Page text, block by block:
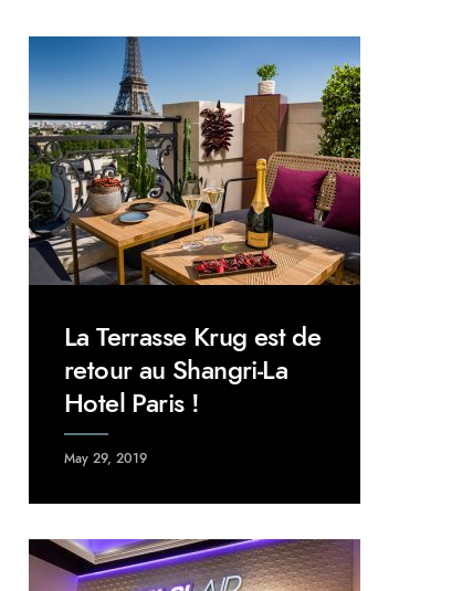
La Terrasse Krug est de
retour au Shangri-La
Hotel Paris !
May 29, 2019